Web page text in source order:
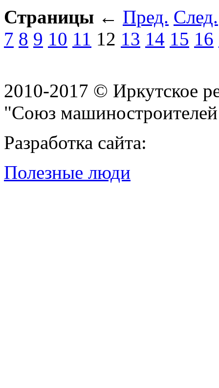
Страницы ← Пред. След.
7 8 9 10 11 12 13 14 15 16
2010-2017 © Иркутское
"Союз
Разработка сайта:
Полезные люди